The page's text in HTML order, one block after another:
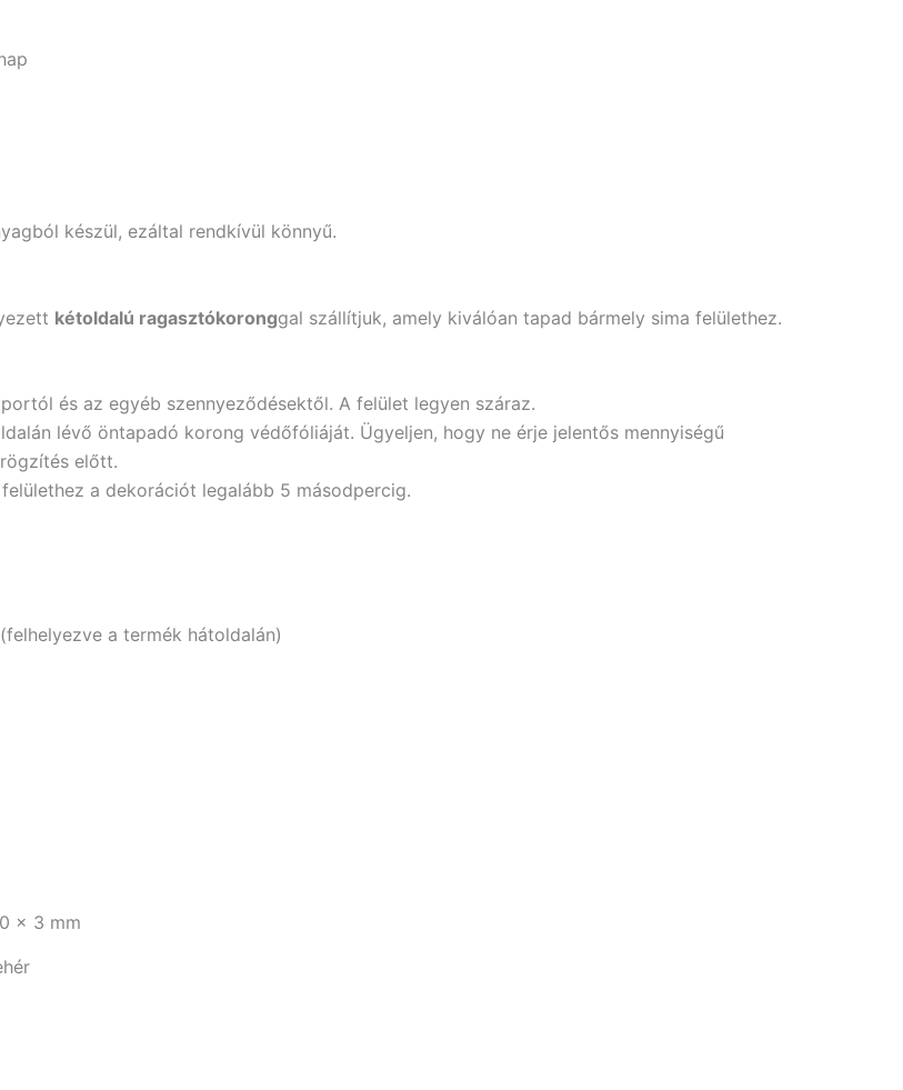
készül, ezáltal rendkívül könnyű.
kétoldalú ragasztókoronggal szállítjuk, amely kiválóan tapad bármely sima felülethez.
és az egyéb szennyeződésektől. A felület legyen száraz.
lévő öntapadó korong védőfóliáját. Ügyeljen, hogy ne érje jelentős mennyiségű
előtt.
a dekorációt legalább 5 másodpercig.
a termék hátoldalán)
× 3 mm